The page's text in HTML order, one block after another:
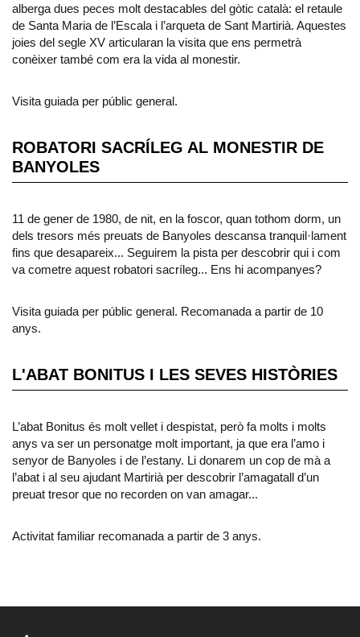
alberga dues peces molt destacables del gòtic català: el retaule
de Santa Maria de l’Escala i l’arqueta de Sant Martirià. Aquestes
joies del segle XV articularan la visita que ens permetrà
conèixer també com era la vida al monestir.
Visita guiada per públic general.
ROBATORI SACRÍLEG AL MONESTIR DE
BANYOLES
11 de gener de 1980, de nit, en la foscor, quan tothom dorm, un
dels tresors més preuats de Banyoles descansa tranquil·lament
fins que desapareix... Seguirem la pista per descobrir qui i com
va cometre aquest robatori sacríleg... Ens hi acompanyes?
Visita guiada per públic general. Recomanada a partir de 10
anys.
L'ABAT BONITUS I LES SEVES HISTÒRIES
L’abat Bonitus és molt vellet i despistat, però fa molts i molts
anys va ser un personatge molt important, ja que era l’amo i
senyor de Banyoles i de l’estany. Li donarem un cop de mà a
l’abat i al seu ajudant Martirià per descobrir l’amagatall d’un
preuat tresor que no recorden on van amagar...
Activitat familiar recomanada a partir de 3 anys.